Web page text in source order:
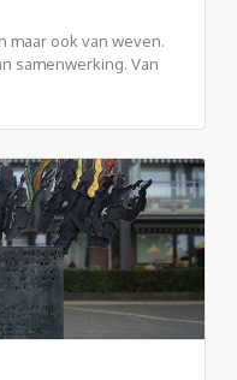
maar ook van weven.
samenwerking. Van